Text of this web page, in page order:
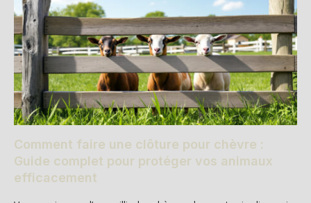
Comment faire une clôture pour chèvre :
Guide complet pour protéger vos animaux
efficacement